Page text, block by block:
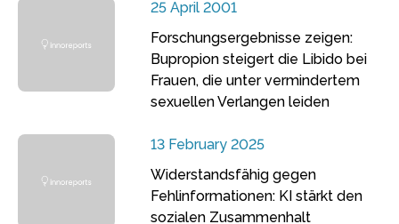
25 April 2001
Forschungsergebnisse zeigen:
Bupropion steigert die Libido bei
Frauen, die unter vermindertem
sexuellen Verlangen leiden
13 February 2025
Widerstandsfähig gegen
Fehlinformationen: KI stärkt den
sozialen Zusammenhalt